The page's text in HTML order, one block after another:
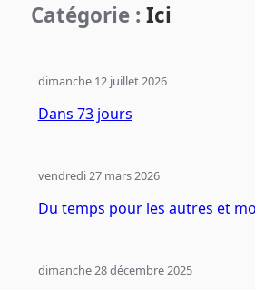
Catégorie : Ici
Dans 73 jours
dimanche 12 juillet 2026
Du temps pour les autres et
vendredi 27 mars 2026
dimanche 28 décembre 2025